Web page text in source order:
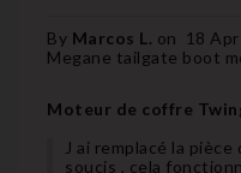
By Marcos L. on 18
Megane tailgate boot
Moteur de coffre
J ai remplacé la
soucis , cela